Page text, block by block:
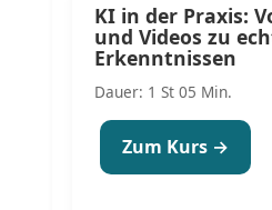
KI in der Praxis:
und Videos zu
Erkenntnissen
Dauer: 1 St 05 Min.
Zum Kurs →